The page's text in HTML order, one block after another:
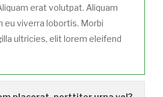
erat volutpat. Aliquam
viverra lobortis. Morbi
ultricies, elit lorem eleifend